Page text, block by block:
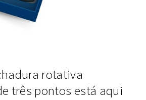
rotativa
três pontos está aqui